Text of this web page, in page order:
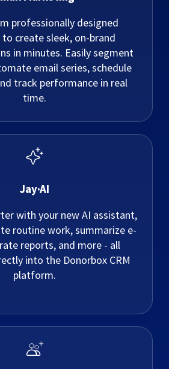
professionally designed
create sleek, on-brand
in minutes. Easily segment
email series, schedule
track performance in real
time.
Jay·AI
with your new AI assistant,
routine work, summarize e-
reports, and more - all
into the Donorbox CRM
platform.